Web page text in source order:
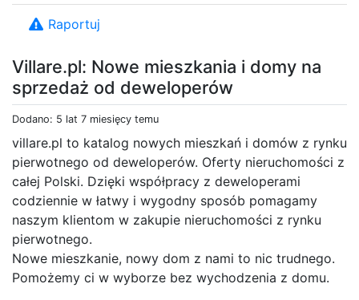
Villare.pl: Nowe mieszkania i domy na
sprzedaż od deweloperów
Dodano: 5 lat 7 miesięcy temu
villare.pl to katalog nowych mieszkań i domów z rynku
pierwotnego od deweloperów. Oferty nieruchomości z
całej Polski. Dzięki współpracy z deweloperami
codziennie w łatwy i wygodny sposób pomagamy
naszym klientom w zakupie nieruchomości z rynku
pierwotnego.
Nowe mieszkanie, nowy dom z nami to nic trudnego.
Pomożemy ci w wyborze bez wychodzenia z domu.
Raportuj